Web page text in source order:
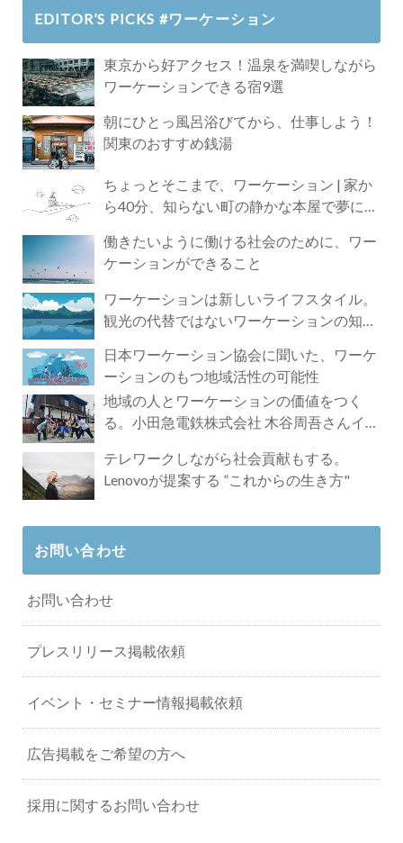
EDITOR’S PICKS #ワーケーション
東京から好アクセス！温泉を満喫しながら
ワーケーションできる宿9選
朝にひとっ風呂浴びてから、仕事しよう！
関東のおすすめ銭湯
ちょっとそこまで、ワーケーション | 家か
ら40分、知らない町の静かな本屋で夢に近
働きたいように働ける社会のために、ワー
ケーションができること
ワーケーションは新しいライフスタイル。
観光の代替ではないワーケーションの知ら
日本ワーケーション協会に聞いた、ワーケ
ーションのもつ地域活性の可能性
地域の人とワーケーションの価値をつく
る。小田急電鉄株式会社 木谷周吾さんイン
テレワークしながら社会貢献もする。
Lenovoが提案する ”これからの生き方"
お問い合わせ
お問い合わせ
プレスリリース掲載依頼
イベント・セミナー情報掲載依頼
広告掲載をご希望の方へ
採用に関するお問い合わせ